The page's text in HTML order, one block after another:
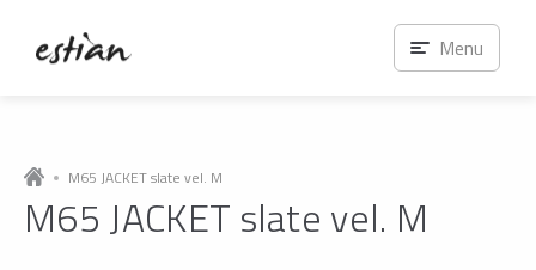
M65 JACKET slate vel. M
M65 JACKET slate vel. M
Menu